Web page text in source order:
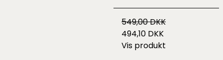
549,00 DKK
494,10 DKK
Vis produkt